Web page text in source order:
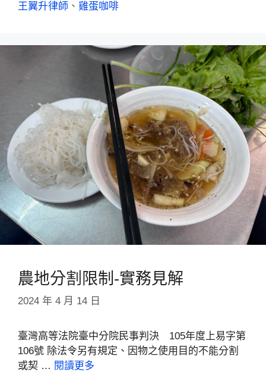
王翼升律師 、 雞蛋咖啡
農地分割限制-實務見解
2024 年 4 月 14 日
臺灣高等法院臺中分院民事判決 105年度上易字第
106號 除法令另有規定、因物之使用目的不能分割
或契 … 閱讀更多